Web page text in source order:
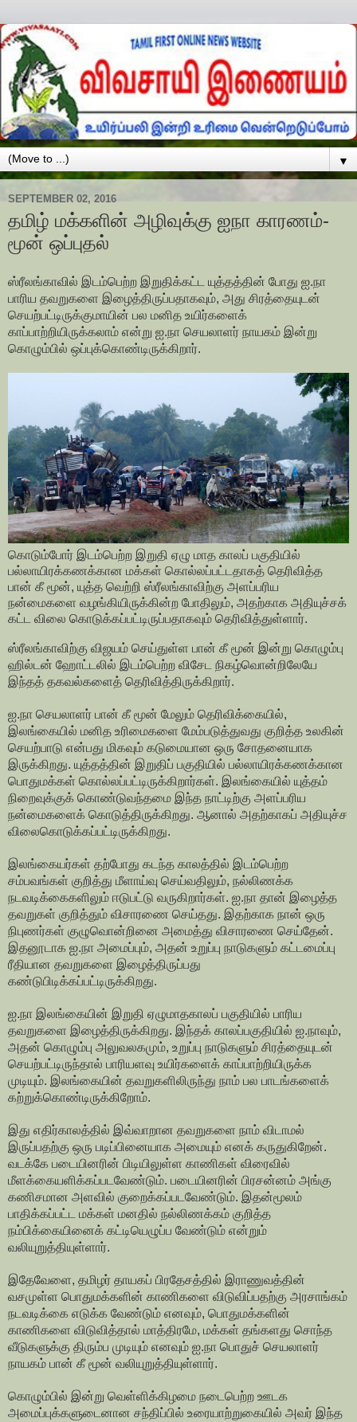
▼
SEPTEMBER 02, 2016
தமிழ் மக்களின் அழிவுக்கு ஐநா காரணம்-
மூன் ஒப்புதல்
ஸ்ரீலங்காவில் இடம்பெற்ற இறுதிக்கட்ட யுத்தத்தின் போது ஐ.நா
பாரிய தவறுகளை இழைத்திருப்பதாகவும், அது சிரத்தையுடன்
செயற்பட்டிருக்குமாயின் பல மனித உயிர்களைக்
காப்பாற்றியிருக்கலாம் என்று ஐ.நா செயலாளர் நாயகம் இன்று
கொழும்பில் ஒப்புக்கொண்டிருக்கிறார்.
கொடும்போர் இடம்பெற்ற இறுதி ஏழு மாத காலப் பகுதியில்
பல்லாயிரக்கணக்கான மக்கள் கொல்லப்பட்டதாகத் தெரிவித்த
பான் கீ மூன், யுத்த வெற்றி ஸ்ரீலங்காவிற்கு அளப்பரிய
நன்மைகளை வழங்கியிருக்கின்ற போதிலும், அதற்காக அதியுச்சக்
கட்ட விலை கொடுக்கப்பட்டிருப்பதாகவும் தெரிவித்துள்ளார்.
ஸ்ரீலங்காவிற்கு விஜயம் செய்துள்ள பான் கீ மூன் இன்று கொழும்பு
ஹில்டன் ஹோட்டலில் இடம்பெற்ற விசேட நிகழ்வொன்றிலேயே
இந்தத் தகவல்களைத் தெரிவித்திருக்கிறார்.
ஐ.நா செயலாளர் பான் கீ மூன் மேலும் தெரிவிக்கையில்,
இலங்கையில் மனித உரிமைகளை மேம்படுத்துவது குறித்த உலகின்
செயற்பாடு என்பது மிகவும் கடுமையான ஒரு சோதனையாக
இருக்கிறது. யுத்தத்தின் இறுதிப் பகுதியில் பல்லாயிரக்கணக்கான
பொதுமக்கள் கொல்லப்பட்டிருக்கிறார்கள். இலங்கையில் யுத்தம்
நிறைவுக்குக் கொண்டுவந்தமை இந்த நாட்டிற்கு அளப்பரிய
நன்மைகளைக் கொடுத்திருக்கிறது. ஆனால் அதற்காகப் அதியுச்ச
விலைகொடுக்கப்பட்டிருக்கிறது.
இலங்கையர்கள் தற்போது கடந்த காலத்தில் இடம்பெற்ற
சம்பவங்கள் குறித்து மீளாய்வு செய்வதிலும், நல்லிணக்க
நடவடிக்கைகளிலும் ஈடுபட்டு வருகிறார்கள். ஐ.நா தான் இழைத்த
தவறுகள் குறித்தும் விசாரணை செய்தது. இதற்காக நான் ஒரு
நிபுணர்கள் குழுவொன்றினை அமைத்து விசாரணை செய்தேன்.
இதனூடாக ஐ.நா அமைப்பும், அதன் உறுப்பு நாடுகளும் கட்டமைப்பு
ரீதியான தவறுகளை இழைத்திருப்பது
கண்டுபிடிக்கப்பட்டிருக்கிறது.
ஐ.நா இலங்கையின் இறுதி ஏழுமாதகாலப் பகுதியில் பாரிய
தவறுகளை இழைத்திருக்கிறது. இந்தக் காலப்பகுதியில் ஐ.நாவும்,
அதன் கொழும்பு அலுவலகமும், உறுப்பு நாடுகளும் சிரத்தையுடன்
செயற்பட்டிருந்தால் பாரியளவு உயிர்களைக் காப்பாற்றியிருக்க
முடியும். இலங்கையின் தவறுகளிலிருந்து நாம் பல பாடங்களைக்
கற்றுக்கொண்டிருக்கிறோம்.
இது எதிர்காலத்தில் இவ்வாறான தவறுகளை நாம் விடாமல்
இருப்பதற்கு ஒரு படிப்பினையாக அமையும் எனக் கருதுகிறேன்.
வடக்கே படையினரின் பிடியிலுள்ள காணிகள் விரைவில்
மீளக்கையளிக்கப்படவேண்டும். படையினரின் பிரசன்னம் அங்கு
கணிசமான அளவில் குறைக்கப்படவேண்டும். இதன்மூலம்
பாதிக்கப்பட்ட மக்கள் மனதில் நல்லிணக்கம் குறித்த
நம்பிக்கையினைக் கட்டியெழுப்ப வேண்டும் என்றும்
வலியுறுத்தியுள்ளார்.
இதேவேளை, தமிழர் தாயகப் பிரதேசத்தில் இராணுவத்தின்
வசமுள்ள பொதுமக்களின் காணிகளை விடுவிப்பதற்கு அரசாங்கம்
நடவடிக்கை எடுக்க வேண்டும் எனவும், பொதுமக்களின்
காணிகளை விடுவித்தால் மாத்திரமே, மக்கள் தங்களது சொந்த
வீடுகளுக்கு திரும்ப முடியும் எனவும் ஐ.நா பொதுச் செயலாளர்
நாயகம் பான் கீ மூன் வலியுறுத்தியுள்ளார்.
கொழும்பில் இன்று வெள்ளிக்கிழமை நடைபெற்ற ஊடக
அமைப்புக்களுடைனான சந்திப்பில் உரையாற்றுகையில் அவர் இந்த